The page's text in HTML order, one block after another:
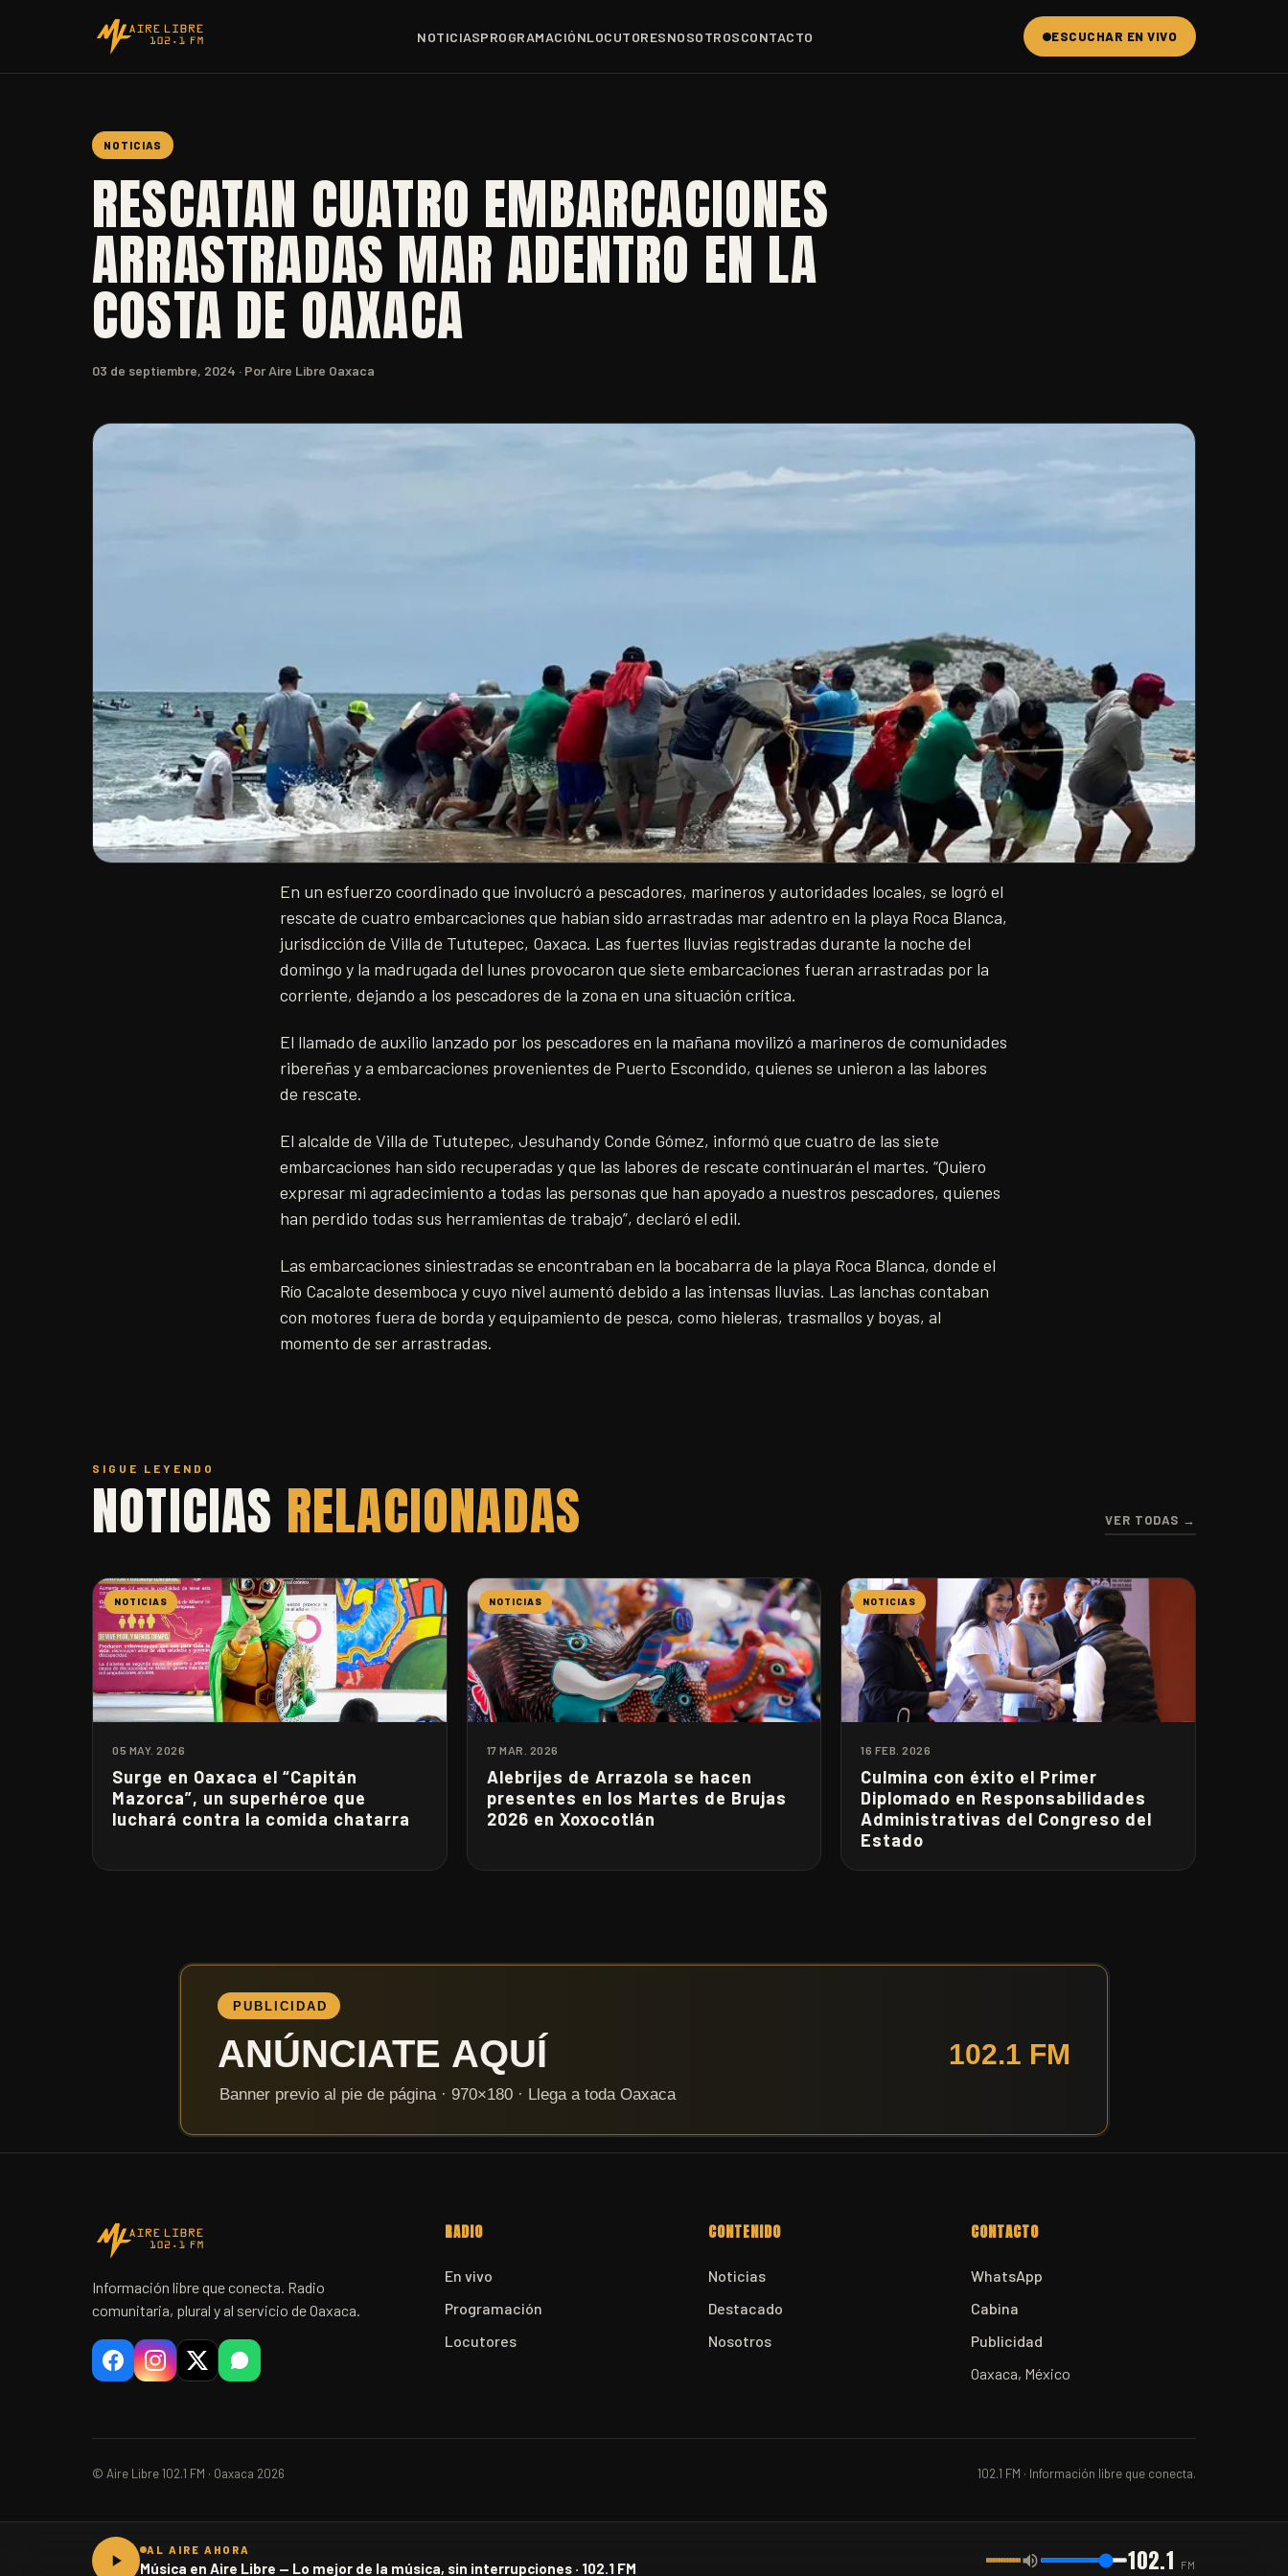
NOTICIASPROGRAMACIÓNLOCUTORESNOSOTROSCONTACTO ESCUCHAR EN VIVO
NOTICIAS
RESCATAN CUATRO EMBARCACIONES
ARRASTRADAS MAR ADENTRO EN LA
COSTA DE OAXACA
03 de septiembre, 2024 · Por Aire Libre Oaxaca
En un esfuerzo coordinado que involucró a pescadores, marineros y autoridades locales, se logró el
rescate de cuatro embarcaciones que habían sido arrastradas mar adentro en la playa Roca Blanca,
jurisdicción de Villa de Tututepec, Oaxaca. Las fuertes lluvias registradas durante la noche del
domingo y la madrugada del lunes provocaron que siete embarcaciones fueran arrastradas por la
corriente, dejando a los pescadores de la zona en una situación crítica.
El llamado de auxilio lanzado por los pescadores en la mañana movilizó a marineros de comunidades
ribereñas y a embarcaciones provenientes de Puerto Escondido, quienes se unieron a las labores
de rescate.
El alcalde de Villa de Tututepec, Jesuhandy Conde Gómez, informó que cuatro de las siete
embarcaciones han sido recuperadas y que las labores de rescate continuarán el martes. “Quiero
expresar mi agradecimiento a todas las personas que han apoyado a nuestros pescadores, quienes
han perdido todas sus herramientas de trabajo”, declaró el edil.
Las embarcaciones siniestradas se encontraban en la bocabarra de la playa Roca Blanca, donde el
Río Cacalote desemboca y cuyo nivel aumentó debido a las intensas lluvias. Las lanchas contaban
con motores fuera de borda y equipamiento de pesca, como hieleras, trasmallos y boyas, al
momento de ser arrastradas.
SIGUE LEYENDO
NOTICIAS RELACIONADAS VER TODAS →
NOTICIAS
05 MAY. 2026
Surge en Oaxaca el “Capitán
Mazorca”, un superhéroe que
luchará contra la comida chatarra
NOTICIAS
17 MAR. 2026
Alebrijes de Arrazola se hacen
presentes en los Martes de Brujas
2026 en Xoxocotlán
NOTICIAS
16 FEB. 2026
Culmina con éxito el Primer
Diplomado en Responsabilidades
Administrativas del Congreso del
Estado
Información libre que conecta. Radio
comunitaria, plural y al servicio de Oaxaca.
RADIO
En vivo
Programación
Locutores
CONTENIDO
Noticias
Destacado
Nosotros
CONTACTO
WhatsApp
Cabina
Publicidad
Oaxaca, México
© Aire Libre 102.1 FM · Oaxaca 2026 102.1 FM · Información libre que conecta.
AL AIRE AHORA
Música en Aire Libre — Lo mejor de la música, sin interrupciones · 102.1 FM 102.1 FM